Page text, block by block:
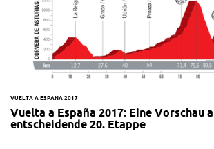
VUELTA A ESPANA 2017
Vuelta a España 2017: Eine Vorschau
entscheidende 20. Etappe